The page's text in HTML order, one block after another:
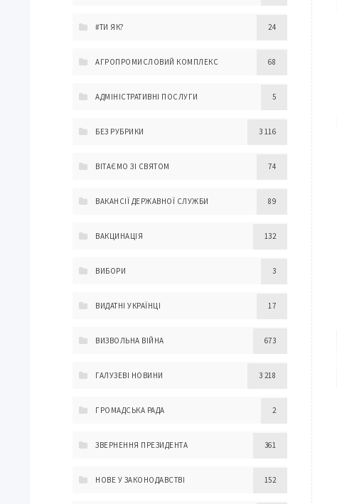
#ТИ ЯК? 24
АГРОПРОМИСЛОВИЙ КОМПЛЕКС 68
АДМІНІСТРАТИВНІ ПОСЛУГИ 5
БЕЗ РУБРИКИ 3 116
ВІТАЄМО ЗІ СВЯТОМ 74
ВАКАНСІЇ ДЕРЖАВНОЇ СЛУЖБИ 89
ВАКЦИНАЦІЯ 132
ВИБОРИ 3
ВИДАТНІ УКРАЇНЦІ 17
ВИЗВОЛЬНА ВІЙНА 673
ГАЛУЗЕВІ НОВИНИ 3 218
ГРОМАДСЬКА РАДА 2
ЗВЕРНЕННЯ ПРЕЗИДЕНТА 361
НОВЕ У ЗАКОНОДАВСТВІ 152